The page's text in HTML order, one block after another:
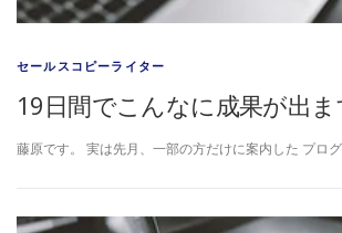
セールスコピーライター
19日間でこんなに成果が出ま
藤原です。 実は先月、一部の方だけに案内した プロ